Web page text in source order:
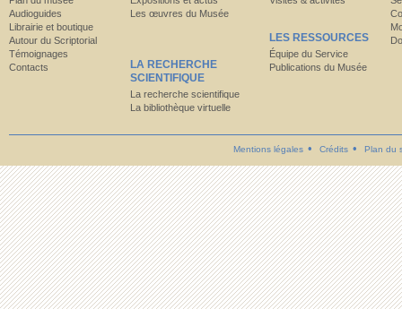
Audioguides
Librairie et boutique
Autour du Scriptorial
Témoignages
Contacts
Les œuvres du Musée
LA RECHERCHE
SCIENTIFIQUE
La recherche scientifique
La bibliothèque virtuelle
LES RESSOURCES
Équipe du Service
Publications du Musée
Mentions légales Crédits Plan du